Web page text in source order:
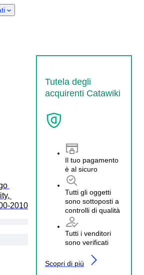
Serie
2010
Tutela degli
acquirenti Catawiki
Il tuo pagamento
è al sicuro
Tutti gli oggetti
sono sottoposti a
controlli di qualità
Tutti i venditori
sono verificati
Scopri di più